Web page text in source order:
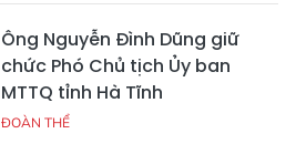
Ông Nguyễn Đình Dũng giữ
chức Phó Chủ tịch Ủy ban
MTTQ tỉnh Hà Tĩnh
ĐOÀN THỂ